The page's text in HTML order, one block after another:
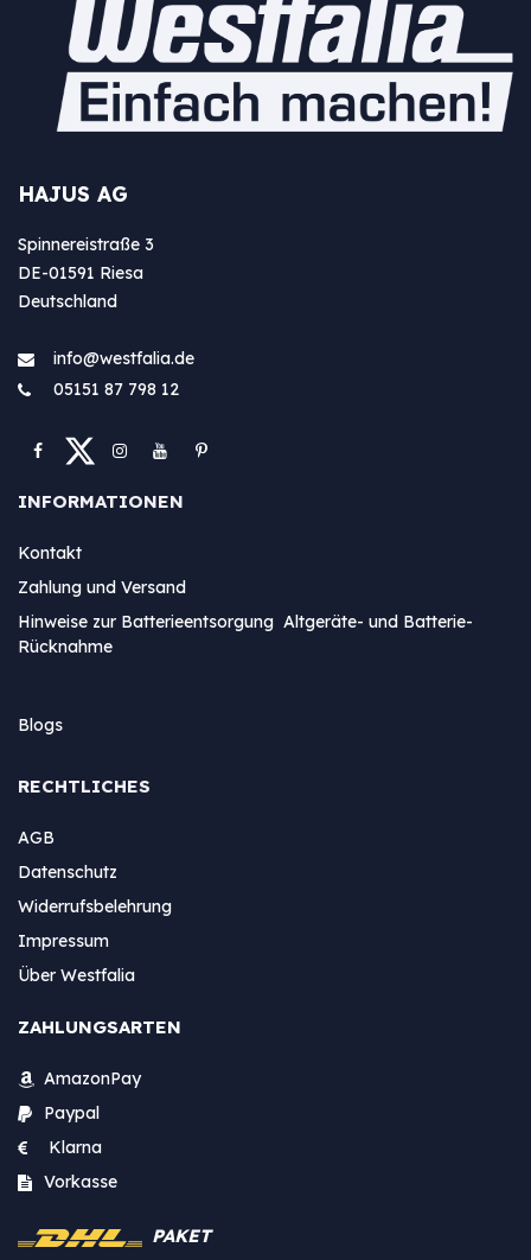
HAJUS AG
Spinnereistraße 3
DE-01591 Riesa
Deutschland
info@westfa​lia.de
05151 87 798 12
INFORMATIONEN
Kontakt
Zahlung und Versand
Hinweise zur Batterieentsorgung Altgeräte- und Batterie-
Rücknahme
Blogs
RECHTLICHES
AGB
Datenschutz
Widerrufsbelehrung
Impressum
Über Westfalia
ZAHLUNGSARTEN
AmazonPay
Paypal
Klarna
Vorkasse
PAKET